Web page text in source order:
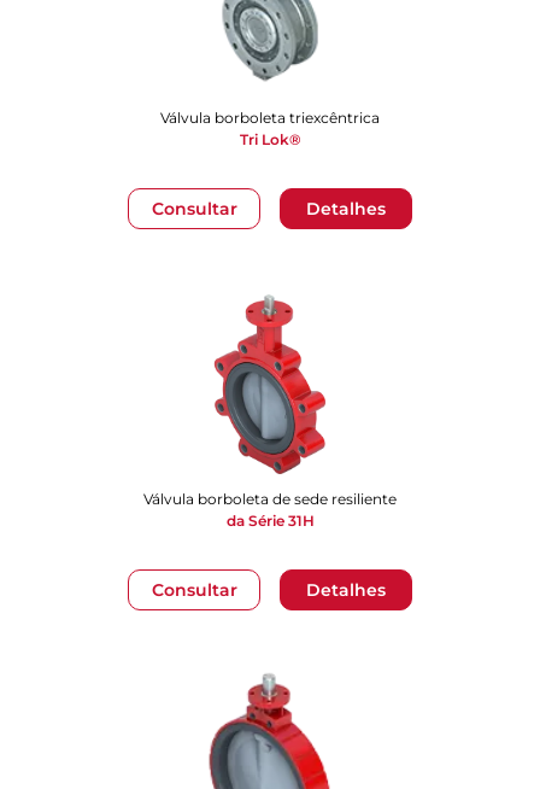
Consultar Detalhes
Válvula borboleta triexcêntrica
Tri Lok®
Consultar Detalhes
Válvula borboleta de sede resiliente
da Série 31H